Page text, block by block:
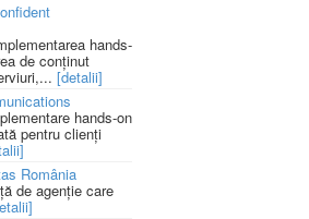
hands-
de conținut
[detalii]
hands-on
pentru clienți
România
de agenție care